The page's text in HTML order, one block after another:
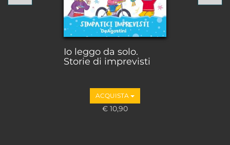
Io leggo da solo.
Storie di imprevisti
ACQUISTA
€ 10,90